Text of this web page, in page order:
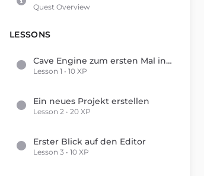
Quest Overview
LESSONS
Cave Engine zum ersten Mal installieren und starten
Lesson 1 • 10 XP
Ein neues Projekt erstellen
Lesson 2 • 20 XP
Erster Blick auf den Editor
Lesson 3 • 10 XP